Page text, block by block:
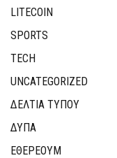
LITECOIN
SPORTS
TECH
UNCATEGORIZED
ΔΕΛΤΙΑ ΤΥΠΟΥ
ΔΥΠΑ
ΕΘΈΡΕΟΥΜ